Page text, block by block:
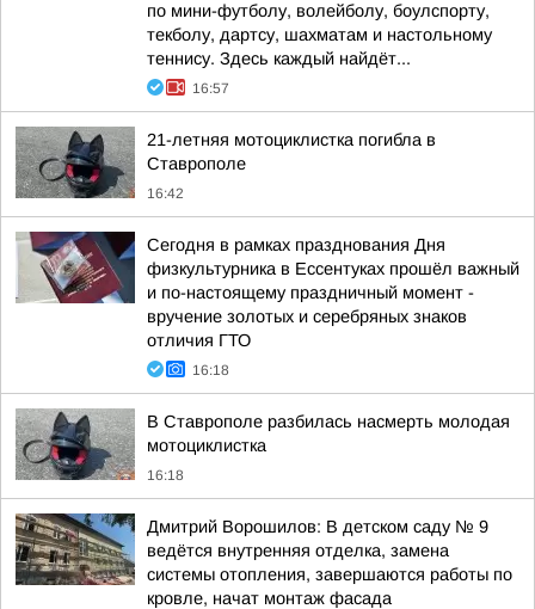
по мини-футболу, волейболу, боулспорту,
текболу, дартсу, шахматам и настольному
теннису. Здесь каждый найдёт...
16:57
21-летняя мотоциклистка погибла в
Ставрополе
16:42
Сегодня в рамках празднования Дня
физкультурника в Ессентуках прошёл важный
и по-настоящему праздничный момент -
вручение золотых и серебряных знаков
отличия ГТО
16:18
В Ставрополе разбилась насмерть молодая
мотоциклистка
16:18
Дмитрий Ворошилов: В детском саду № 9
ведётся внутренняя отделка, замена
системы отопления, завершаются работы по
кровле, начат монтаж фасада